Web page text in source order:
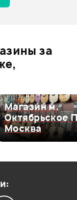
0
0
0
за
Магазин м.
Октябрьское
Москва